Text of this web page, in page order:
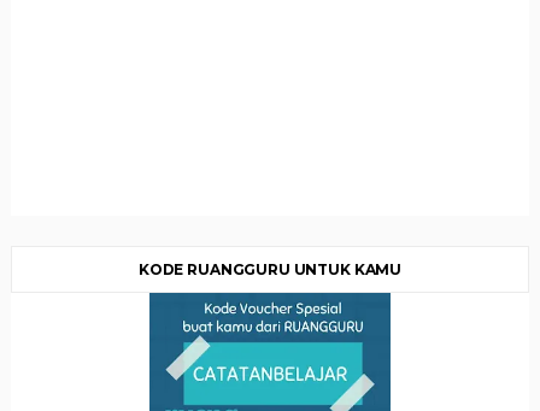
KODE RUANGGURU UNTUK KAMU